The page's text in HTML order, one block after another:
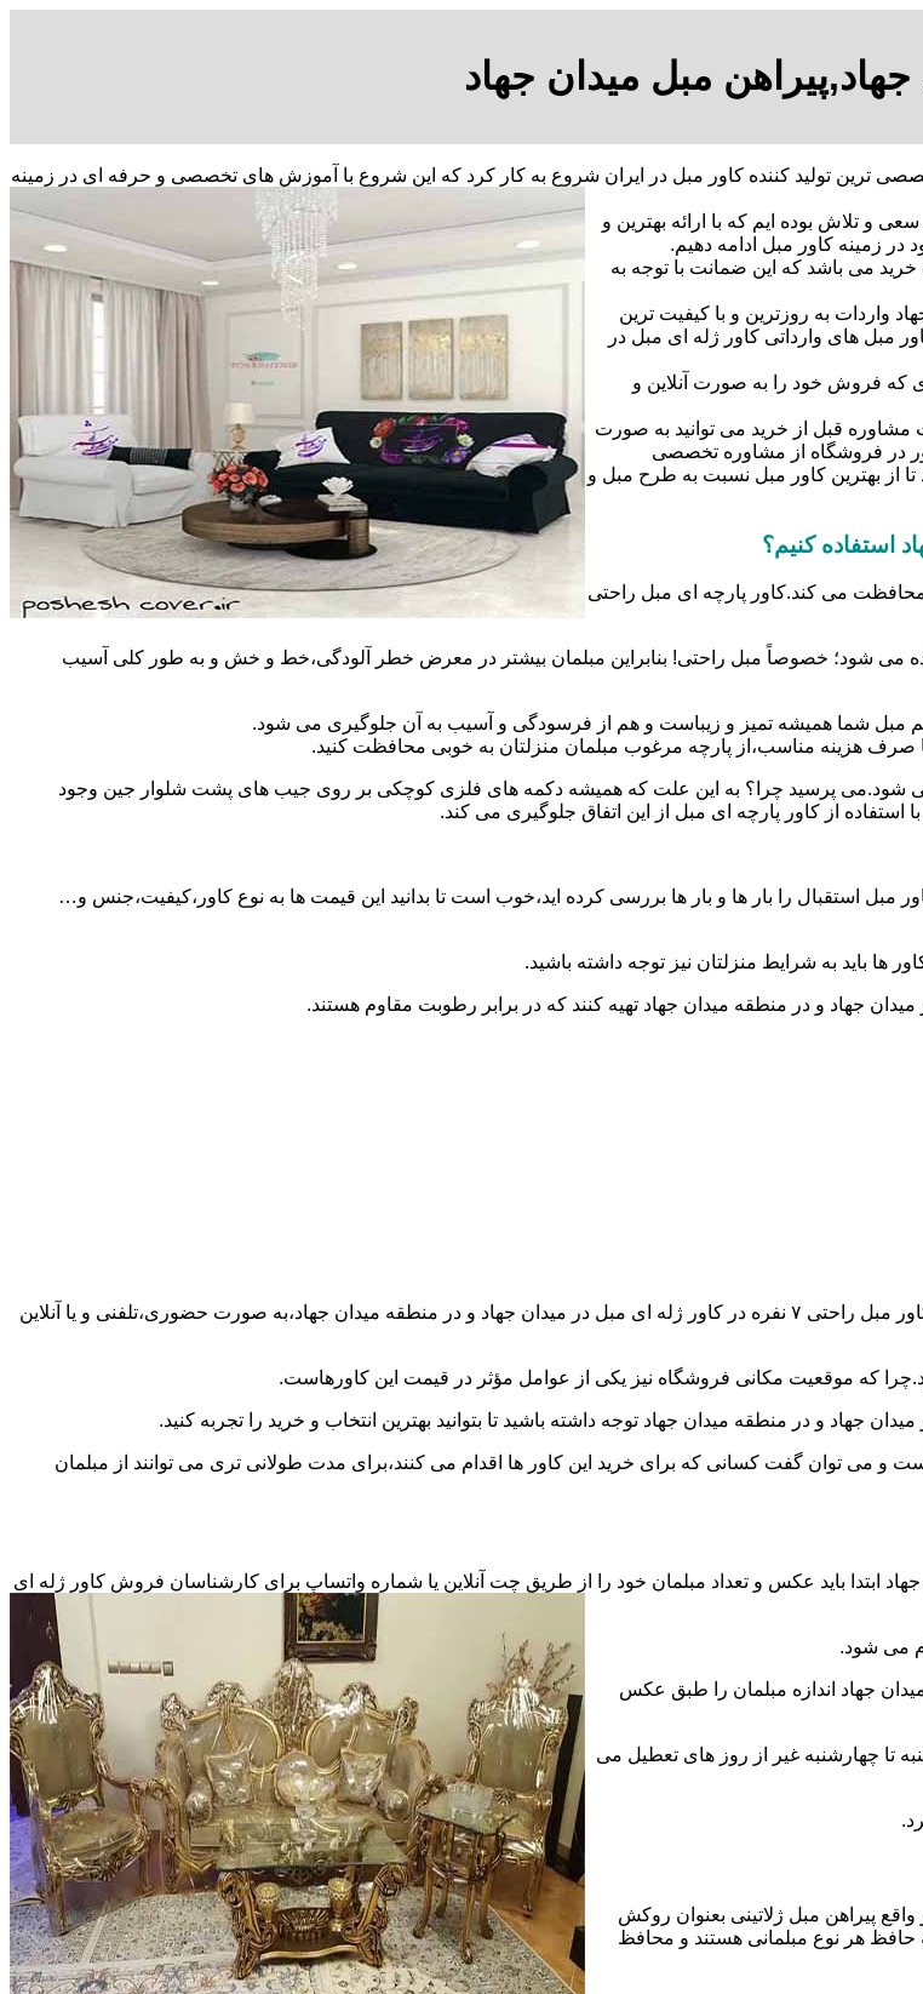
مبل میدان جهاد
اولین و تخصصی ترین تولید کننده کاور مبل در ایران شروع به کار کرد که این شروع با آموزش های تخصصی و حرفه ای در زمینه
و تلاش بوده ایم که با ارائه بهترین و
زمینه کاور مبل ادامه دهیم.
می باشد که این ضمانت با توجه به
واردات به روزترین و با کیفیت ترین
مبل های وارداتی کاور ژله ای مبل در
که فروش خود را به صورت آنلاین و
مشاوره قبل از خرید می توانید به صورت
در فروشگاه از مشاوره تخصصی
از بهترین کاور مبل نسبت به طرح مبل و
استفاده کنیم؟
محافظت می کند.کاور پارچه ای مبل راحتی
می شود؛ خصوصاً مبل راحتی! بنابراین مبلمان بیشتر در معرض خطر آلودگی،خط و خش و به طور کلی آسیب
مبل شما همیشه تمیز و زیباست و هم از فرسودگی و آسیب به آن جلوگیری می شود.
صرف هزینه مناسب،از پارچه مرغوب مبلمان منزلتان به خوبی محافظت کنید.
می شود.می پرسید چرا؟ به این علت که همیشه دکمه های فلزی کوچکی بر روی جیب های پشت شلوار جین وجود
از کاور پارچه ای مبل از این اتفاق جلوگیری می کند.
استقبال را بار ها و بار ها بررسی کرده اید،خوب است تا بدانید این قیمت ها به نوع کاور،کیفیت،جنس و…
ها باید به شرایط منزلتان نیز توجه داشته باشید.
جهاد و در منطقه میدان جهاد تهیه کنند که در برابر رطوبت مقاوم هستند.
اولین و مهم ترین آن هم جنس و نوع کاور است.شما می توانید برای مطلع شدن از قیمت کاور مبل راحتی ۷ نفره در کاور ژله ای مبل در میدان جهاد و در منطقه میدان جهاد،به صورت حضوری،تلفنی و یا آنلاین
که موقعیت مکانی فروشگاه نیز یکی از عوامل مؤثر در قیمت این کاورهاست.
جهاد و در منطقه میدان جهاد توجه داشته باشید تا بتوانید بهترین انتخاب و خرید را تجربه کنید.
و می توان گفت کسانی که برای خرید این کاور ها اقدام می کنند،برای مدت طولانی تری می توانند از مبلمان
ابتدا باید عکس و تعداد مبلمان خود را از طریق چت آنلاین یا شماره واتساپ برای کارشناسان فروش کاور ژله ای
می شود.
جهاد اندازه مبلمان را طبق عکس
تا چهارشنبه غیر از روز های تعطیل می
پیراهن مبل ژلاتینی بعنوان روکش
هر نوع مبلمانی هستند و محافظ